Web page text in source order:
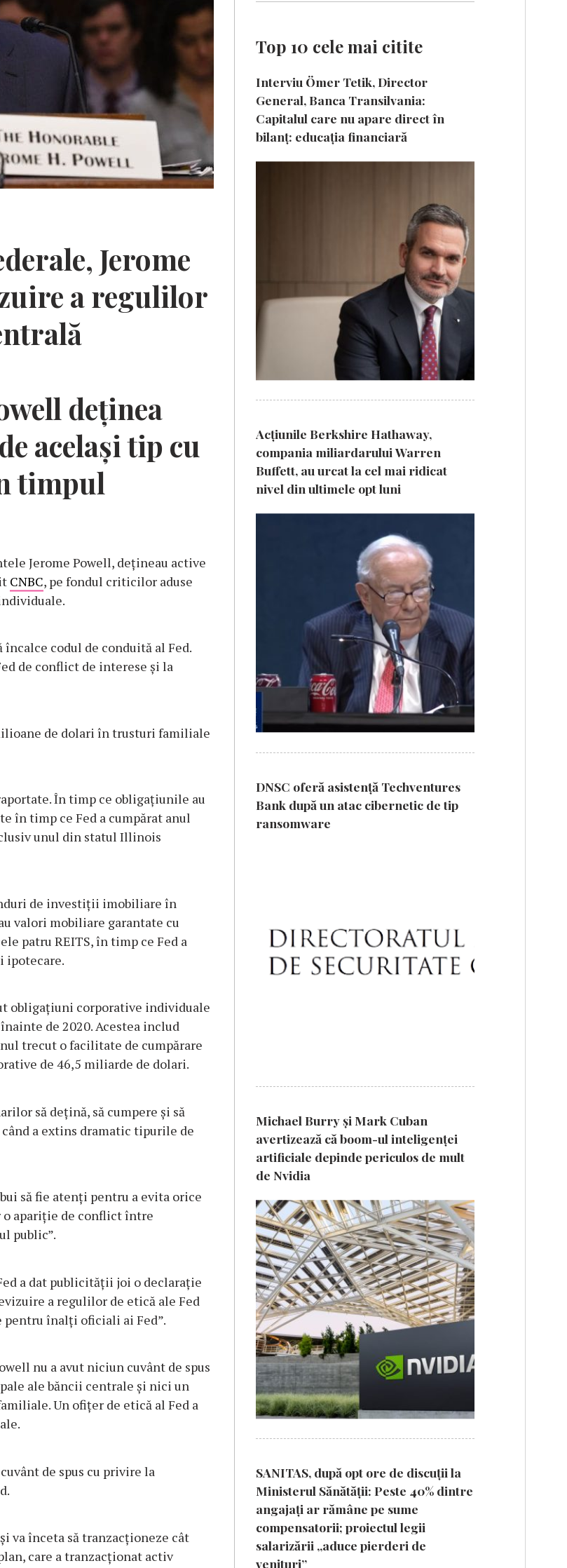
Jerome
a regulilor
deținea
același tip cu
timpul
Jerome Powell, dețineau active
CNBC, pe fondul criticilor aduse
codul de conduită al Fed.
de conflict de interese și la
de dolari în trusturi familiale
În timp ce obligațiunile au
în timp ce Fed a cumpărat anul
unul din statul Illinois
de investiții imobiliare în
valori mobiliare garantate cu
patru REITS, în timp ce Fed a
ipotecare.
obligațiuni corporative individuale
de 2020. Acestea includ
trecut o facilitate de cumpărare
de 46,5 miliarde de dolari.
să dețină, să cumpere și să
a extins dramatic tipurile de
să fie atenți pentru a evita orice
o apariție de conflict între
public”.
a dat publicității joi o declarație
a regulilor de etică ale Fed
înalți oficiali ai Fed”.
nu a avut niciun cuvânt de spus
ale băncii centrale și nici un
Un ofițer de etică al Fed a
de spus cu privire la
va înceta să tranzacționeze cât
care a tranzacționat activ
Top 10 cele mai citite
Interviu Ömer Tetik, Director
General, Banca Transilvania:
Capitalul care nu apare direct în
bilanț: educația financiară
Acțiunile Berkshire Hathaway,
compania miliardarului Warren
Buffett, au urcat la cel mai ridicat
nivel din ultimele opt luni
DNSC oferă asistență Techventures
Bank după un atac cibernetic de tip
ransomware
Michael Burry și Mark Cuban
avertizează că boom-ul inteligenței
artificiale depinde periculos de mult
de Nvidia
SANITAS, după opt ore de discuții la
Ministerul Sănătății: Peste 40% dintre
angajați ar rămâne pe sume
compensatorii; proiectul legii
salarizării „aduce pierderi de
venituri”